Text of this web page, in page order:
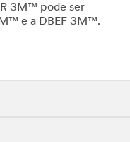
3M™ pode ser
e a DBEF 3M™.